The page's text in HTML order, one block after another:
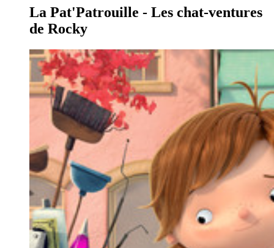
La Pat'Patrouille - Les chat-ventures
de Rocky